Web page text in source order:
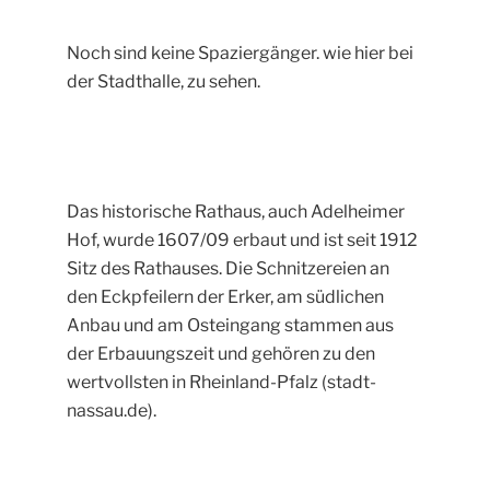
Noch sind keine Spaziergänger. wie hier bei
der Stadthalle, zu sehen.
Das historische Rathaus, auch Adelheimer
Hof, wurde 1607/09 erbaut und ist seit 1912
Sitz des Rathauses. Die Schnitzereien an
den Eckpfeilern der Erker, am südlichen
Anbau und am Osteingang stammen aus
der Erbauungszeit und gehören zu den
wertvollsten in Rheinland-Pfalz (stadt-
nassau.de).